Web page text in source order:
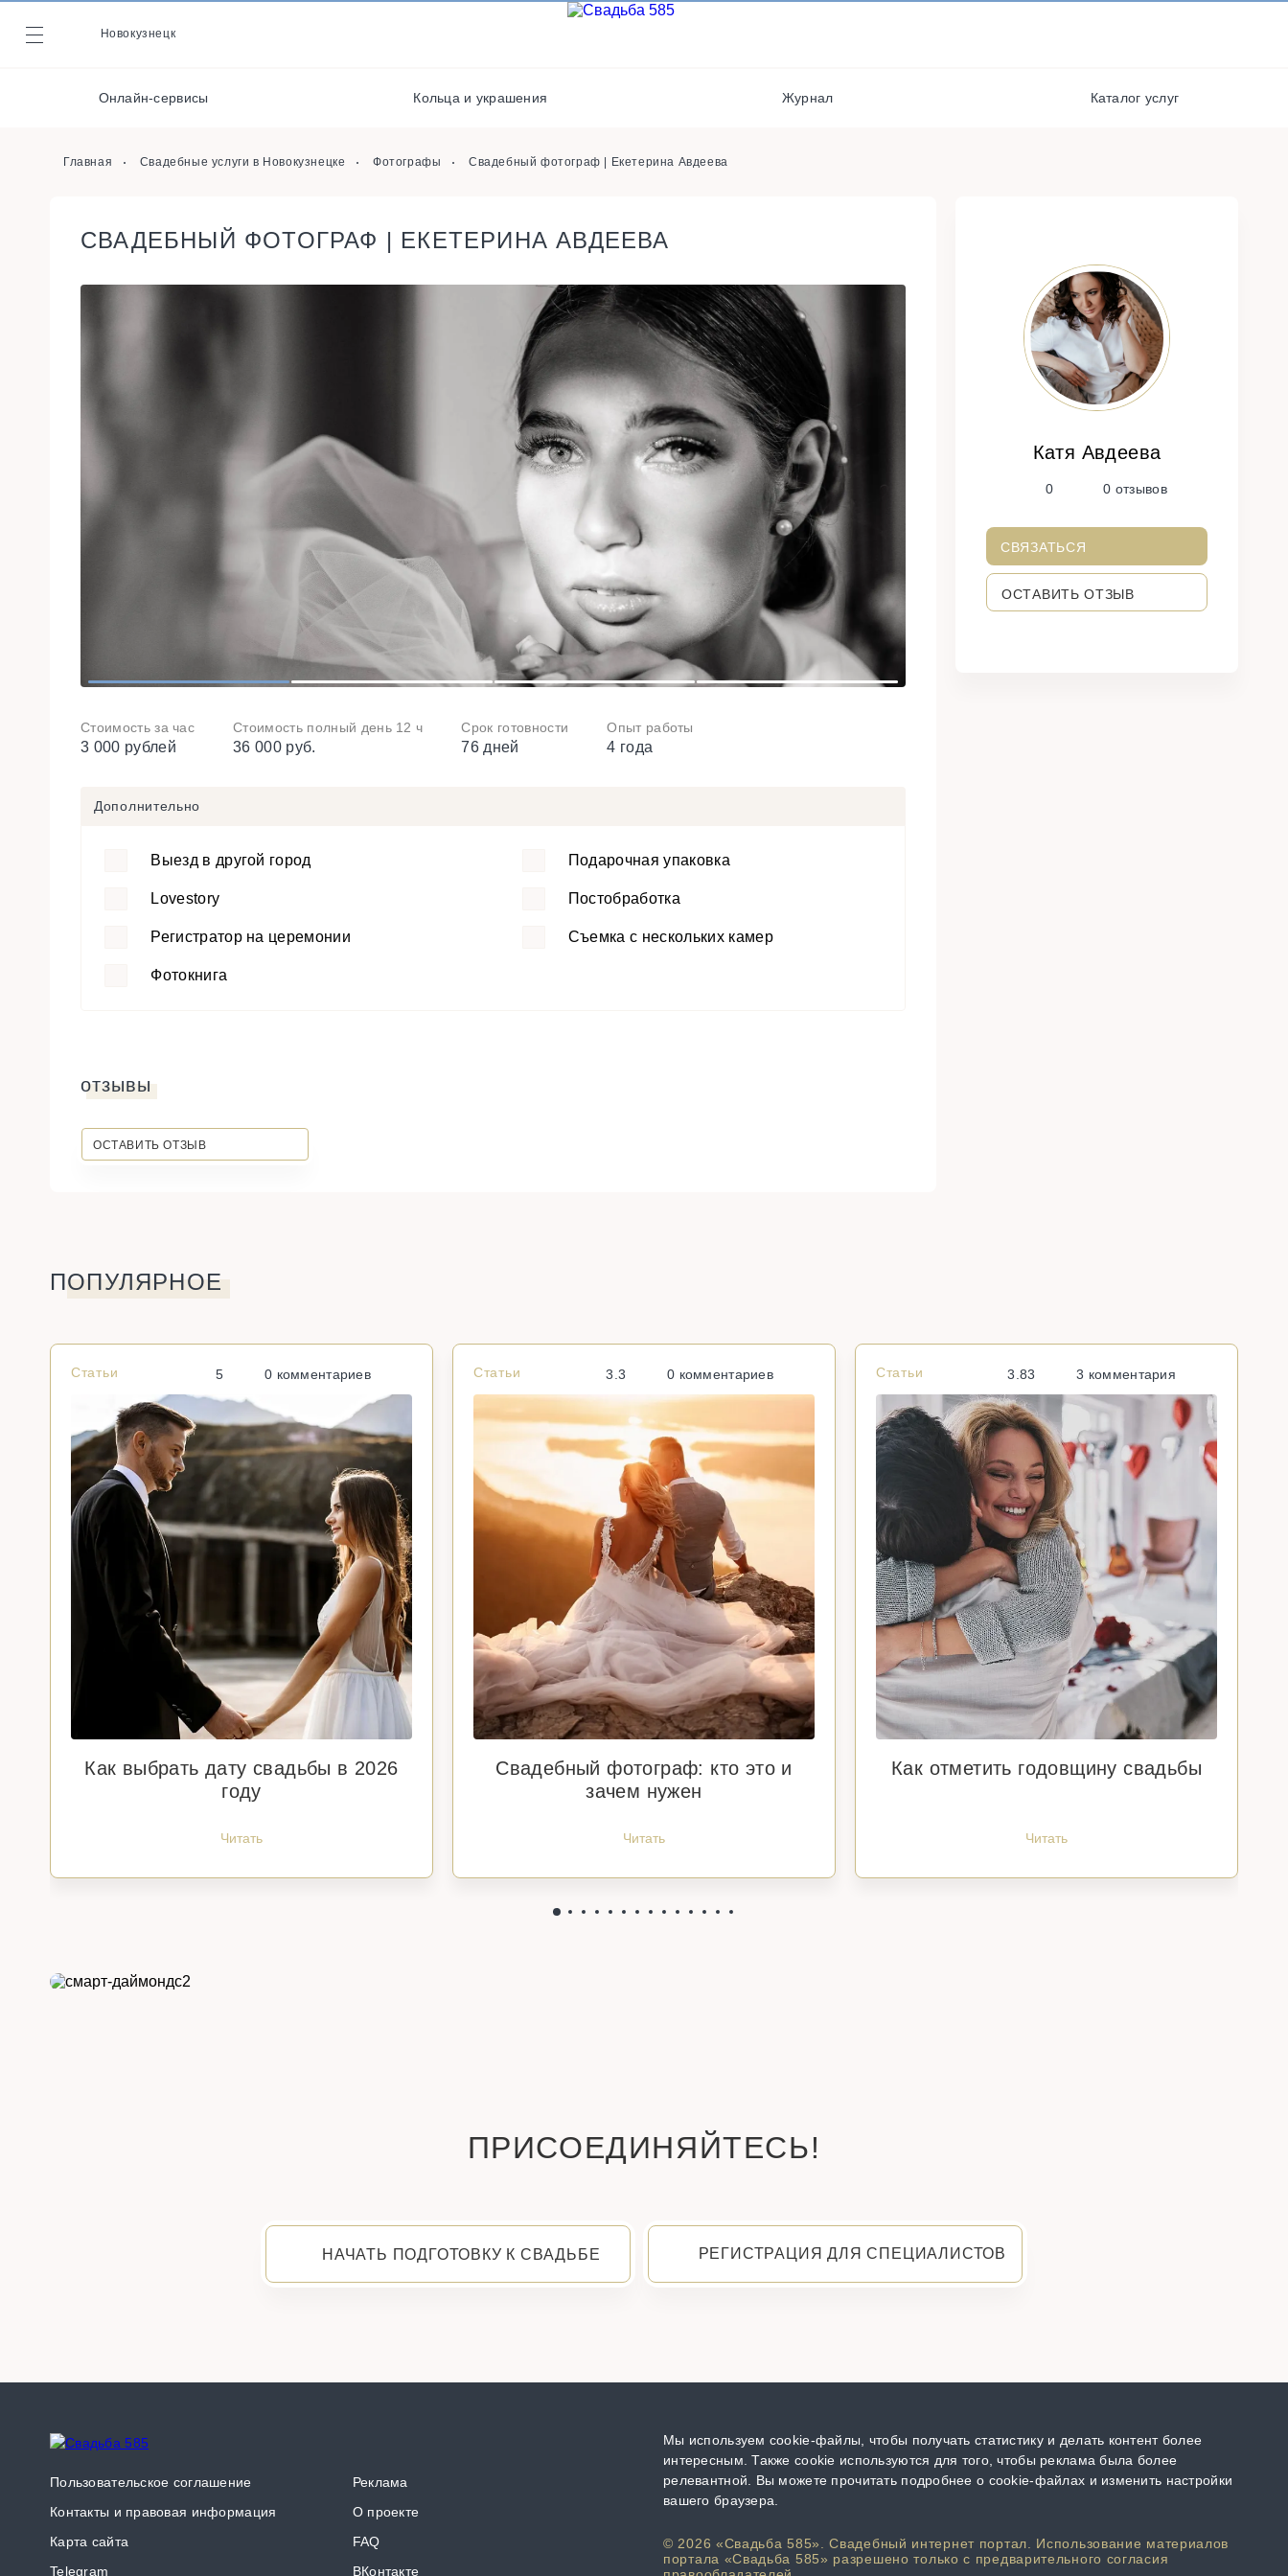
Новокузнецк
Онлайн-сервисы Кольца и украшения Журнал Каталог услуг
Журнал
Онлайн-сервисы Полиграфия
Главная Свадебные услуги в Новокузнецке Фотографы Свадебный фотограф | Екетерина Авдеева
СВАДЕБНЫЙ ФОТОГРАФ | ЕКЕТЕРИНА АВДЕЕВА
1 2 3 4
Стоимость за час
3 000 рублей
Стоимость полный день 12 ч
36 000 руб.
Срок готовности
76 дней
Опыт работы
4 года
Дополнительно
Выезд в другой город Подарочная упаковка
Lovestory Постобработка
Регистратор на церемонии Съемка с нескольких камер
Фотокнига
отзывы
ОСТАВИТЬ ОТЗЫВ
Катя Авдеева
0 0 отзывов
СВЯЗАТЬСЯ
ОСТАВИТЬ ОТЗЫВ
ПОПУЛЯРНОЕ
Статьи 5 0 комментариев
Как выбрать дату свадьбы в 2026
году
Читать
Статьи 3.3 0 комментариев
Свадебный фотограф: кто это и
зачем нужен
Читать
Статьи 3.83 3 комментария
Как отметить годовщину свадьбы
Читать
ПРИСОЕДИНЯЙТЕСЬ!
НАЧАТЬ ПОДГОТОВКУ К СВАДЬБЕ РЕГИСТРАЦИЯ ДЛЯ СПЕЦИАЛИСТОВ
Пользовательское соглашение
Контакты и правовая информация
Карта сайта
Telegram
Реклама
О проекте
FAQ
ВКонтакте
Мы используем cookie-файлы, чтобы получать статистику и делать контент более
интересным. Также cookie используются для того, чтобы реклама была более
релевантной. Вы можете прочитать подробнее о cookie-файлах и изменить настройки
вашего браузера.
© 2026 «Свадьба 585». Свадебный интернет портал. Использование материалов
портала «Свадьба 585» разрешено только с предварительного согласия